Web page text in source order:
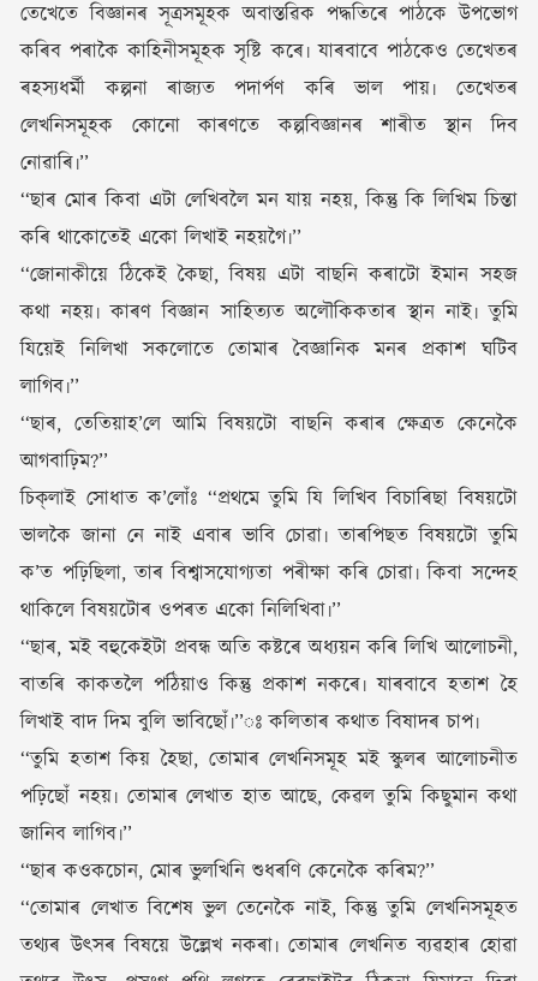
তেখেতে বিজ্ঞানৰ সূত্ৰসমূহক অবাস্তৱিক পদ্ধতিৰে পাঠকে উপভোগ
কৰিব পৰাকৈ কাহিনীসমূহক সৃষ্টি কৰে৷ যাৰবাবে পাঠকেও তেখেতৰ
ৰহস্যধৰ্মী কল্পনা ৰাজ্যত পদাৰ্পণ কৰি ভাল পায়৷ তেখেতৰ
লেখনিসমূহক কোনো কাৰণতে কল্পবিজ্ঞানৰ শাৰীত স্থান দিব
নোৱাৰি৷’’
‘‘ছাৰ মোৰ কিবা এটা লেখিবলৈ মন যায় নহয়, কিন্তু কি লিখিম চিন্তা
কৰি থাকোতেই একো লিখাই নহয়গৈ৷’’
‘‘জোনাকীয়ে ঠিকেই কৈছা, বিষয় এটা বাছনি কৰাটো ইমান সহজ
কথা নহয়৷ কাৰণ বিজ্ঞান সাহিত্যত অলৌকিকতাৰ স্থান নাই৷ তুমি
যিয়েই নিলিখা সকলোতে তোমাৰ বৈজ্ঞানিক মনৰ প্ৰকাশ ঘটিব
লাগিব৷’’
‘‘ছাৰ, তেতিয়াহ’লে আমি বিষয়টো বাছনি কৰাৰ ক্ষেত্ৰত কেনেকৈ
আগবাঢ়িম?’’
চিক্‌লাই সোধাত ক’লোঁঃ ‘‘প্ৰথমে তুমি যি লিখিব বিচাৰিছা বিষয়টো
ভালকৈ জানা নে নাই এবাৰ ভাবি চোৱা৷ তাৰপিছত বিষয়টো তুমি
ক’ত পঢ়িছিলা, তাৰ বিশ্বাসযোগ্যতা পৰীক্ষা কৰি চোৱা৷ কিবা সন্দেহ
থাকিলে বিষয়টোৰ ওপৰত একো নিলিখিবা৷’’
‘‘ছাৰ, মই বহুকেইটা প্ৰবন্ধ অতি কষ্টৰে অধ্যয়ন কৰি লিখি আলোচনী,
বাতৰি কাকতলৈ পঠিয়াও কিন্তু প্ৰকাশ নকৰে৷ যাৰবাবে হতাশ হৈ
লিখাই বাদ দিম বুলি ভাবিছোঁ৷’’ঃ কলিতাৰ কথাত বিষাদৰ চাপ৷
‘‘তুমি হতাশ কিয় হৈছা, তোমাৰ লেখনিসমূহ মই স্কুলৰ আলোচনীত
পঢ়িছোঁ নহয়৷ তোমাৰ লেখাত হাত আছে, কেৱল তুমি কিছুমান কথা
জানিব লাগিব৷’’
‘‘ছাৰ কওকচোন, মোৰ ভুলখিনি শুধৰণি কেনেকৈ কৰিম?’’
‘‘তোমাৰ লেখাত বিশেষ ভুল তেনেকৈ নাই, কিন্তু তুমি লেখনিসমূহত
তথ্যৰ উৎসৰ বিষয়ে উল্লেখ নকৰা৷ তোমাৰ লেখনিত ব্যৱহাৰ হোৱা